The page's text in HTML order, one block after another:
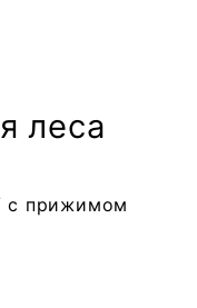
леса
с прижимом